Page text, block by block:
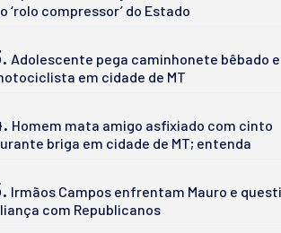
‘rolo compressor’ do Estado
Adolescente pega caminhonete bêbado
em cidade de MT
Homem mata amigo asfixiado com cinto
briga em cidade de MT; entenda
Irmãos Campos enfrentam Mauro e
com Republicanos